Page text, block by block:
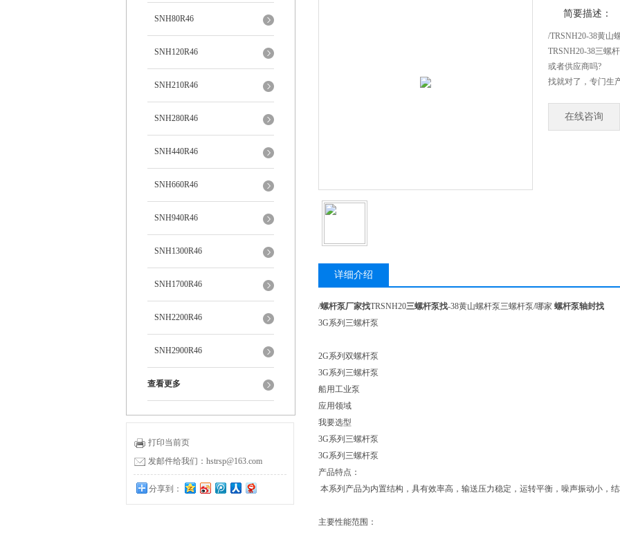
SNH80R46
SNH120R46
SNH210R46
SNH280R46
SNH440R46
SNH660R46
SNH940R46
SNH1300R46
SNH1700R46
SNH2200R46
SNH2900R46
查看更多
打印当前页
发邮件给我们：hstrsp@163.com
分享到：
0
简要描述：
/TRSNH20-38黄山
TRSNH20-38三螺
或者供应商吗?
找就对了，专门生
在线咨询
详细介绍
/螺杆泵厂家找TRSNH20三螺杆泵找-38黄山螺杆泵三螺杆泵/哪家 螺杆泵轴封找
3G系列三螺杆泵
2G系列双螺杆泵
3G系列三螺杆泵
船用工业泵
应用领域
我要选型
3G系列三螺杆泵
3G系列三螺杆泵
产品特点：
本系列产品为内置结构，具有效率高，输送压力稳定，运转平衡，噪声振动小，结
主要性能范围：